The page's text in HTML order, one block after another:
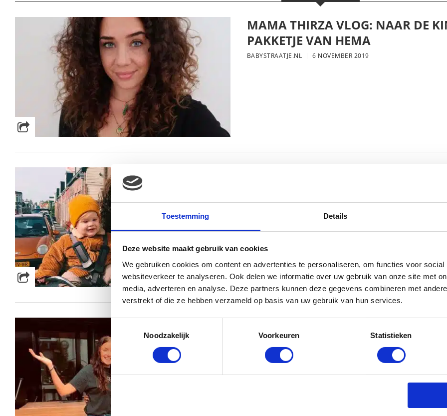
Toestemming Details
Deze website maakt gebruik van cookies
We gebruiken cookies om content en advertenties te personaliseren, om functies voor social
websiteverkeer te analyseren. Ook delen we informatie over uw gebruik van onze site met
media, adverteren en analyse. Deze partners kunnen deze gegevens combineren met
verstrekt of die ze hebben verzameld op basis van uw gebruik van hun services.
Noodzakelijk
Voorkeuren Statistieken
MAMA THIRZA VLOG: NAAR DE
PAKKETJE VAN HEMA
BABYSTRAATJE.NL 6 NOVEMBER 2019
MAMA THIRZA VLOG: DE
MAMA THIRZA VLOG: HET IS
BABYSTRAATJE.NL